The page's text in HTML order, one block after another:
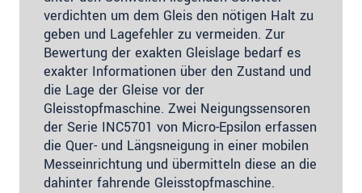
verdichten um dem Gleis den nötigen Halt zu
geben und Lagefehler zu vermeiden. Zur
Bewertung der exakten Gleislage bedarf es
exakter Informationen über den Zustand und
die Lage der Gleise vor der
Gleisstopfmaschine. Zwei Neigungssensoren
der Serie INC5701 von Micro-Epsilon erfassen
die Quer- und Längsneigung in einer mobilen
Messeinrichtung und übermitteln diese an die
dahinter fahrende Gleisstopfmaschine.